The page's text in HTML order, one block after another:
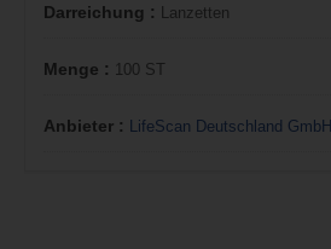
Darreichung : Lanzetten
Menge : 100 ST
Anbieter : LifeScan Deutschland GmbH